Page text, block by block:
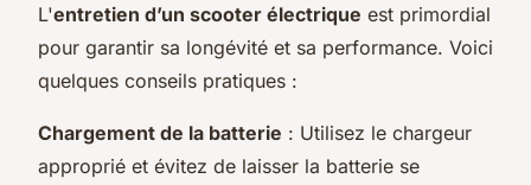
L'entretien d’un scooter électrique est primordial
pour garantir sa longévité et sa performance. Voici
quelques conseils pratiques :
Chargement de la batterie : Utilisez le chargeur
approprié et évitez de laisser la batterie se